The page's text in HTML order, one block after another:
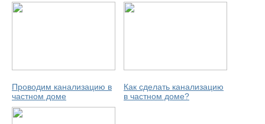
Проводим канализацию в
частном доме
Как сделать канализацию
в частном доме?